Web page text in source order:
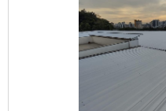
de Estruturas Ltd...